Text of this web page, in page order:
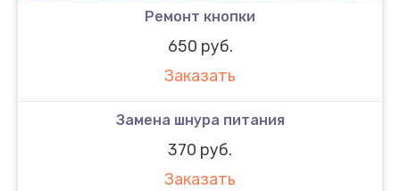
Ремонт кнопки
650 руб.
Заказать
Замена шнура питания
370 руб.
Заказать